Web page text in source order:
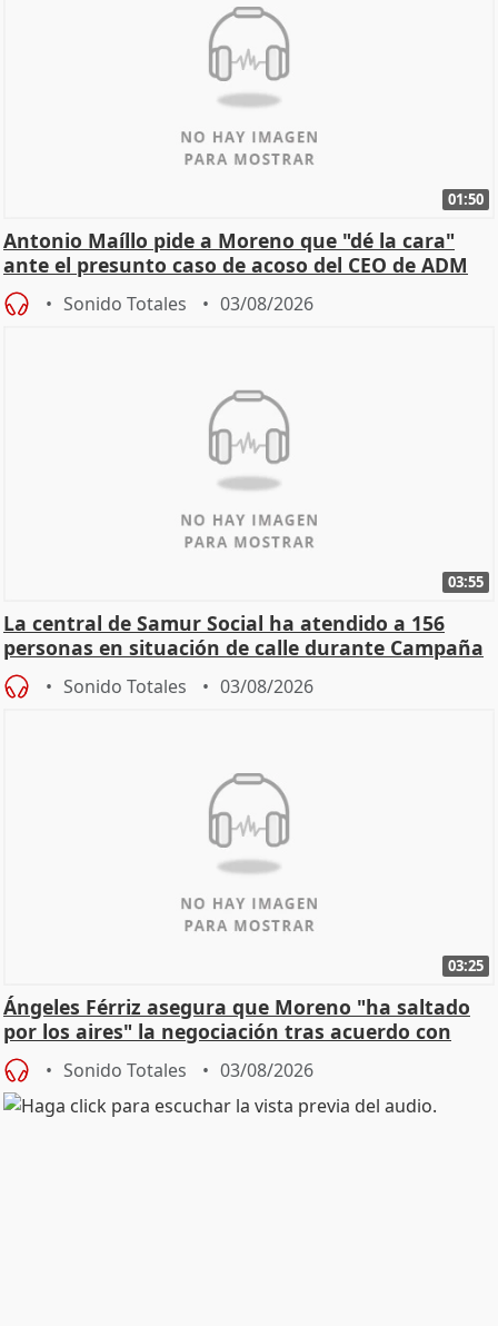
01:50
Antonio Maíllo pide a Moreno que "dé la cara"
ante el presunto caso de acoso del CEO de ADM
Sonido Totales 03/08/2026
03:55
La central de Samur Social ha atendido a 156
personas en situación de calle durante Campaña
de Calor
Sonido Totales 03/08/2026
03:25
Ángeles Férriz asegura que Moreno "ha saltado
por los aires" la negociación tras acuerdo con
SMA
Sonido Totales 03/08/2026